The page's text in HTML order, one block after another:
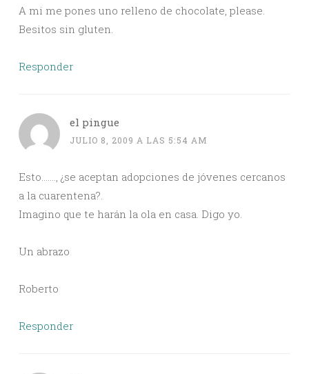
A mi me pones uno relleno de chocolate, please.
Besitos sin gluten.
Responder
el pingue
JULIO 8, 2009 A LAS 5:54 AM
Esto……., ¿se aceptan adopciones de jóvenes cercanos
a la cuarentena?.
Imagino que te harán la ola en casa. Digo yo.
Un abrazo
Roberto
Responder